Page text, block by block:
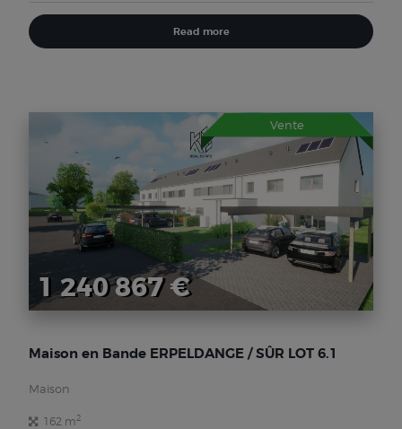
Read more
Vente
1 240 867 €
Maison en Bande ERPELDANGE / SÛR LOT 6.1
Maison
162 m2